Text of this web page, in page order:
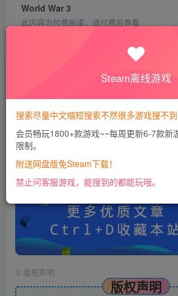
World War 3
此内容为付费阅读，请付费后查看
开通会员
账号密码错误或需要验证码，进售
使用教程：
https://docs.qq.com/doc/
© 版权声明
版权声明
Steam离线游戏
搜索尽量中文缩短搜索不然很多游戏搜不到
会员畅玩1800+款游戏~~每周更新6-7款新
限制。
附送网盘版免Steam下载！
禁止问客服游戏，能搜到的都能玩哦。